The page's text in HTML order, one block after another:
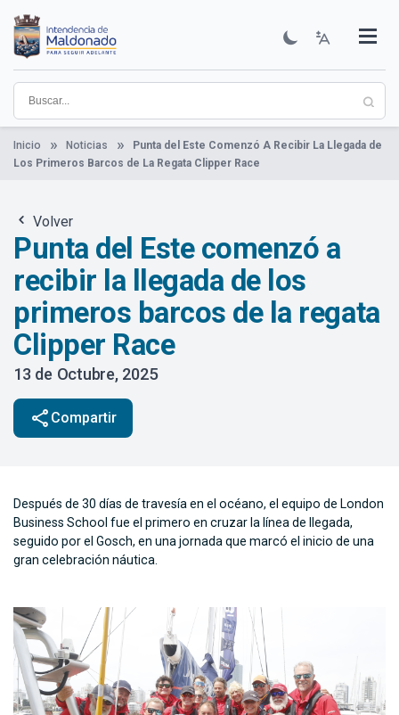
contenido
principal
Institucional
Municipios
Descubre Maldonado
Comunicación
Servicios
Guía De Trámites
Ver Noticias
Inicio Noticias
Punta del Este Comenzó A Recibir La Llegada de
Los Primeros Barcos de La Regata Clipper Race
Volver
Punta del Este comenzó a
recibir la llegada de los
primeros barcos de la regata
Clipper Race
13 de Octubre, 2025
share Compartir
Después de 30 días de travesía en el océano, el equipo de London
Business School fue el primero en cruzar la línea de llegada,
seguido por el Gosch, en una jornada que marcó el inicio de una
gran celebración náutica.